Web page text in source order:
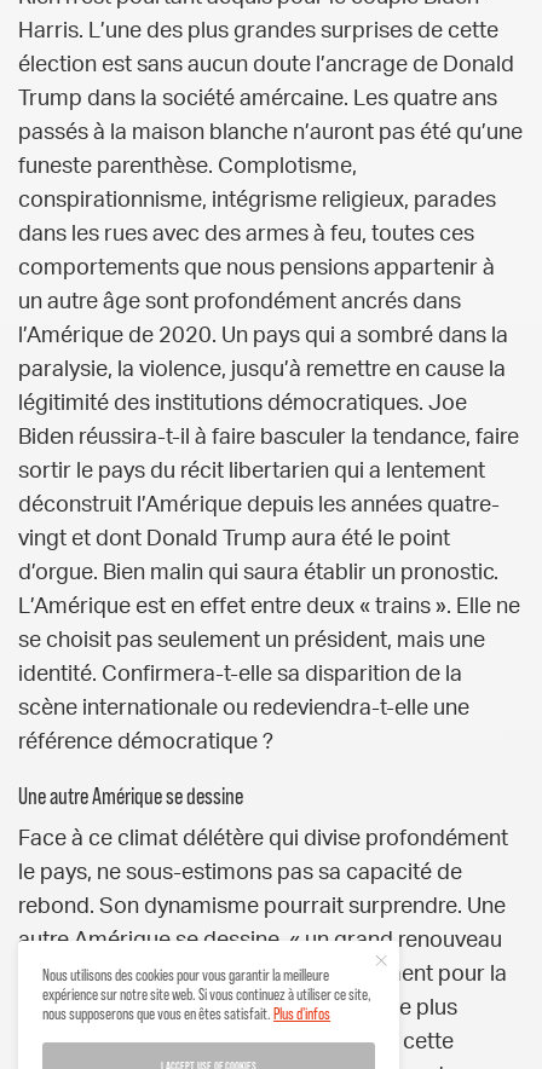
Harris. L’une des plus grandes surprises de cette
élection est sans aucun doute l’ancrage de Donald
Trump dans la société amércaine. Les quatre ans
passés à la maison blanche n’auront pas été qu’une
funeste parenthèse. Complotisme,
conspirationnisme, intégrisme religieux, parades
dans les rues avec des armes à feu, toutes ces
comportements que nous pensions appartenir à
un autre âge sont profondément ancrés dans
l’Amérique de 2020. Un pays qui a sombré dans la
paralysie, la violence, jusqu’à remettre en cause la
légitimité des institutions démocratiques. Joe
Biden réussira-t-il à faire basculer la tendance, faire
sortir le pays du récit libertarien qui a lentement
déconstruit l’Amérique depuis les années quatre-
vingt et dont Donald Trump aura été le point
d’orgue. Bien malin qui saura établir un pronostic.
L’Amérique est en effet entre deux « trains ». Elle ne
se choisit pas seulement un président, mais une
identité. Confirmera-t-elle sa disparition de la
scène internationale ou redeviendra-t-elle une
référence démocratique ?
Une autre Amérique se dessine
Face à ce climat délétère qui divise profondément
le pays, ne sous-estimons pas sa capacité de
rebond. Son dynamisme pourrait surprendre. Une
autre Amérique se dessine, « un grand renouveau
en faveur de la pensée et de l’engagement pour la
démocratie », assure Renaud Lassus. Le plus
souvent étrangère au monde politique, cette
Nous utilisons des cookies pour vous garantir la meilleure
expérience sur notre site web. Si vous continuez à utiliser ce site,
nous supposerons que vous en êtes satisfait.Plus d'infos
I ACCEPT USE OF COOKIES